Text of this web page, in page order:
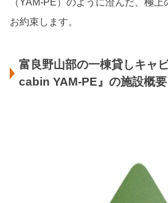
お約束します。
富良野山部の一棟貸しキャ
cabin YAM-PE』の施設概要